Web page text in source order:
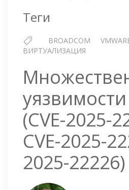
Теги
BROADCOM
ВИРТУАЛИЗАЦИЯ
уязвимости
(CVE-2025-
CVE-2025-
2025-22226)